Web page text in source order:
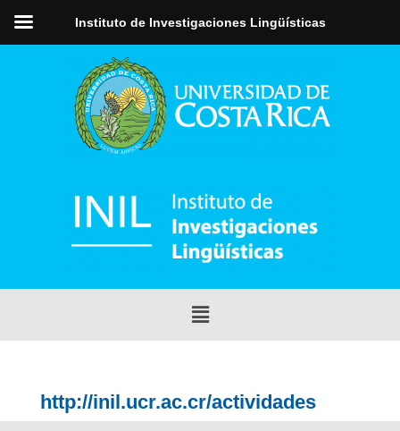
http://inil.ucr.ac.cr/actividades
Instituto de Investigaciones Lingüísticas